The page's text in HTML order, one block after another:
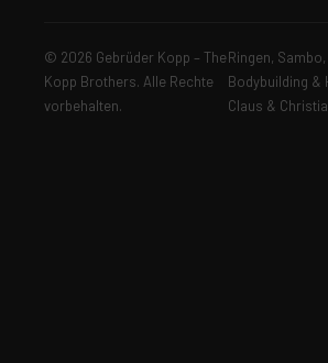
© 2026 Gebrüder Kopp – The
Kopp Brothers. Alle Rechte
vorbehalten.
Ringen,
Bodybuilding &
Claus &